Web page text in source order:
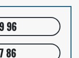
96
86